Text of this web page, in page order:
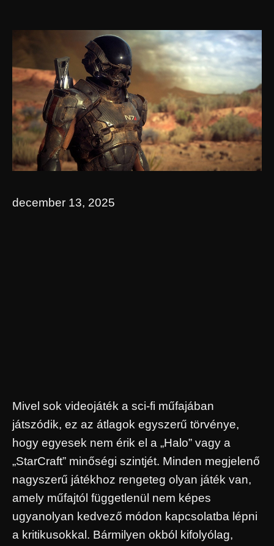
december 13, 2025
Mivel sok videojáték a sci-fi műfajában
játszódik, ez az átlagok egyszerű törvénye,
hogy egyesek nem érik el a „Halo” vagy a
„StarCraft” minőségi szintjét. Minden megjelenő
nagyszerű játékhoz rengeteg olyan játék van,
amely műfajtól függetlenül nem képes
ugyanolyan kedvező módon kapcsolatba lépni
a kritikusokkal. Bármilyen okból kifolyólag,